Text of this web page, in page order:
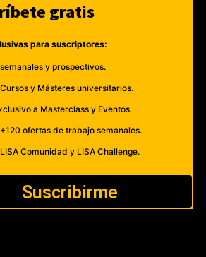
gratis
para suscriptores:
y prospectivos.
y Másteres universitarios.
a Masterclass y Eventos.
ofertas de trabajo semanales.
Comunidad y LISA Challenge.
Suscribirme